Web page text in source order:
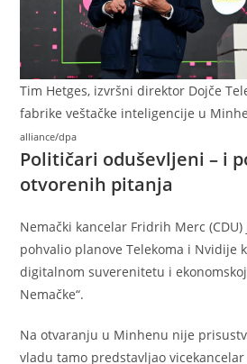
Tim Hetges, izvršni direktor Dojče
fabrike veštačke inteligencije u
alliance/dpa
Političari oduševljeni – i
otvorenih pitanja
Nemački kancelar Fridrih Merc
pohvalio planove Telekoma i Nvidije
digitalnom suverenitetu i
Nemačke“.
Na otvaranju u Minhenu nije
vladu tamo predstavljao vicekancelar